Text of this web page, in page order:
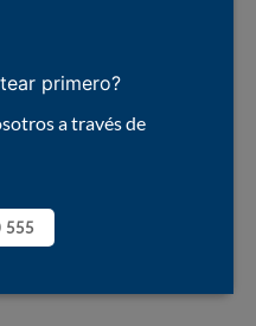
primero?
a través de
555